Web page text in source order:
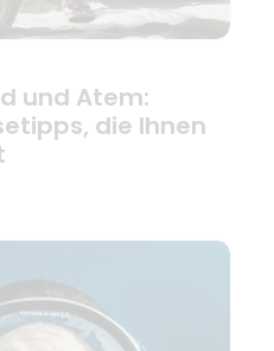
und Atem:
die Ihnen